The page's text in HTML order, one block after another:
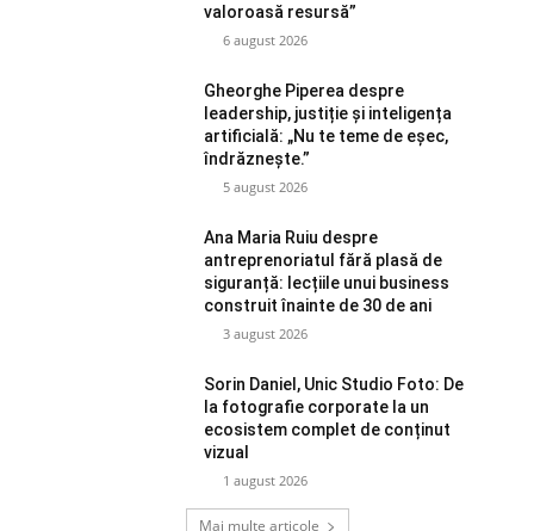
valoroasă resursă”
6 august 2026
Gheorghe Piperea despre
leadership, justiție și inteligența
artificială: „Nu te teme de eșec,
îndrăznește.”
5 august 2026
Ana Maria Ruiu despre
antreprenoriatul fără plasă de
siguranță: lecțiile unui business
construit înainte de 30 de ani
3 august 2026
Sorin Daniel, Unic Studio Foto: De
la fotografie corporate la un
ecosistem complet de conținut
vizual
1 august 2026
Mai multe articole